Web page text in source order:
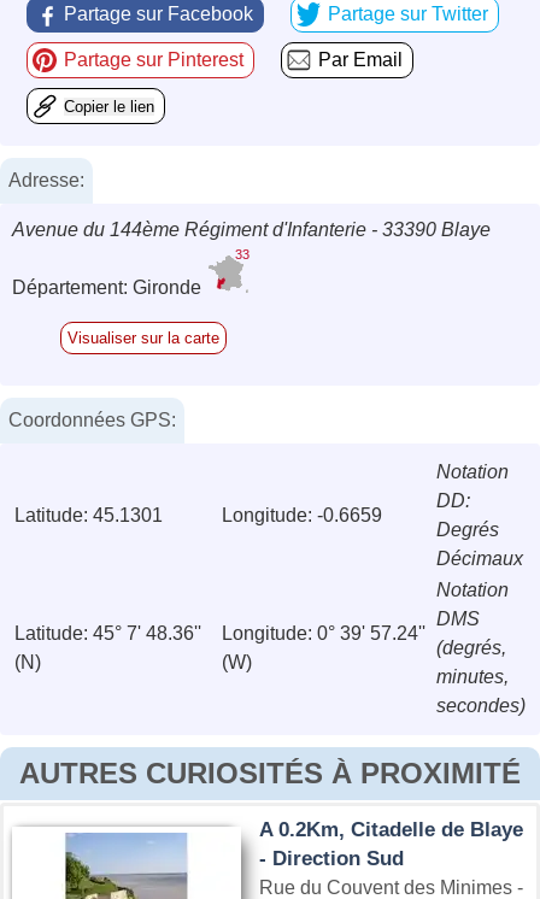
Partage sur Facebook Partage sur Twitter
Partage sur Pinterest Par Email
Copier le lien
Adresse:
Avenue du 144ème Régiment d'Infanterie - 33390 Blaye
Département: Gironde
33
Visualiser sur la carte
Coordonnées GPS:
Latitude: 45.1301 Longitude: -0.6659
Notation
DD:
Degrés
Décimaux
Latitude: 45° 7' 48.36''
(N)
Longitude: 0° 39' 57.24''
(W)
Notation
DMS
(degrés,
minutes,
secondes)
AUTRES CURIOSITÉS À PROXIMITÉ
A 0.2Km, Citadelle de Blaye
- Direction Sud
Rue du Couvent des Minimes -